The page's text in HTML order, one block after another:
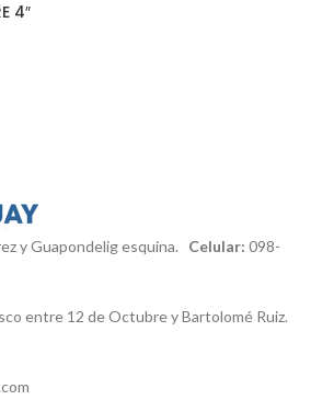
4″
y Guapondelig esquina. Celular: 098-
entre 12 de Octubre y Bartolomé Ruiz.